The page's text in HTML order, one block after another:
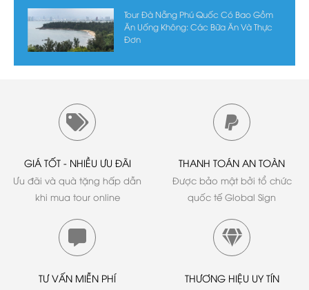
Tour Đà Nẵng Phú Quốc Có Bao Gồm
Ăn Uống Không: Các Bữa Ăn Và Thực
Đơn
GIÁ TỐT - NHIỀU ƯU ĐÃI
Ưu đãi và quà tặng hấp dẫn
khi mua tour online
THANH TOÁN AN TOÀN
Được bảo mật bởi tổ chức
quốc tế Global Sign
TƯ VẤN MIỄN PHÍ THƯƠNG HIỆU UY TÍN